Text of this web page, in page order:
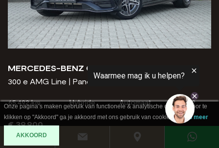
MERCEDES-BENZ C-KLASSE
300 e AMG Line | Panoramadak | Trekhaak |
65.492 km Hybride Automaat 2022
€ 39.900
Onze pagina’s maken gebruik van functionele & analytische cookies. Door te
klikken op "Akkoord" ga je akkoord met ons gebruik van cookies.
Lees meer
AKKOORD